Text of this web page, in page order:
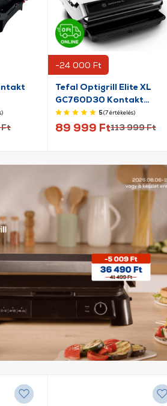
)
Ft
-24 000 Ft
Tefal Optigrill Elite XL
GC760D30 Kontakt
grillsütő
5(7értékelés)
89 999 Ft113 999 Ft